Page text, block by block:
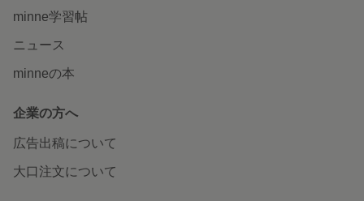
minne学習帖
ニュース
minneの本
企業の方へ
広告出稿について
大口注文について